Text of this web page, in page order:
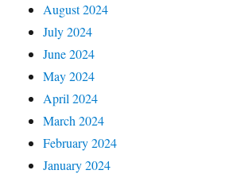
August 2024
July 2024
June 2024
May 2024
April 2024
March 2024
February 2024
January 2024